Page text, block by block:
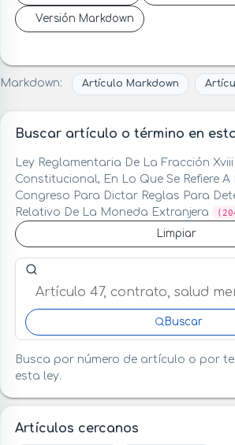
Versión Markdown
Markdown: Artículo Markdown
Buscar artículo o término en
Ley Reglamentaria De La Fracción
Constitucional, En Lo Que Se Refiere
Congreso Para Dictar Reglas Para
Relativo De La Moneda Extranjera
Limpiar
Buscar artículo o término en esta
Buscar
Busca por número de artículo o por
esta ley.
Artículos cercanos